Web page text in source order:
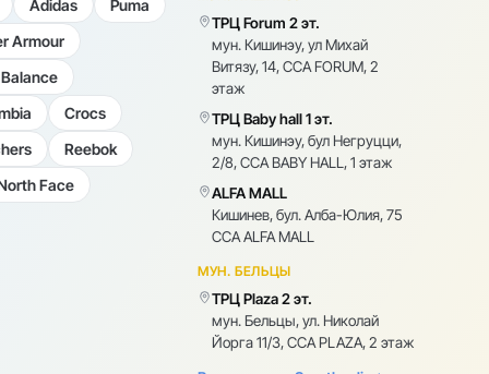
Adidas
Puma
Armour
Crocs
Reebok
Face
ТРЦ Forum 2 эт.
мун. Кишинэу, ул Михай
Витязу, 14, CCA FORUM, 2
этаж
ТРЦ Baby hall 1 эт.
мун. Кишинэу, бул Негруцци,
2/8, CCA BABY HALL, 1 этаж
ALFA MALL
Кишинев, бул. Алба-Юлия, 75
CCA ALFA MALL
МУН. БЕЛЬЦЫ
ТРЦ Plaza 2 эт.
мун. Бельцы, ул. Николай
Йорга 11/3, CCA PLAZA, 2 этаж